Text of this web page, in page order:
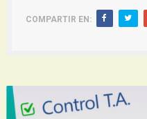
COMPARTIR EN: